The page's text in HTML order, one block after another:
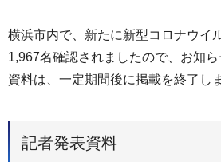
横浜市内で、新たに新型コロナウイ
1,967名確認されましたので、お知
資料は、一定期間後に掲載を終了し
記者発表資料